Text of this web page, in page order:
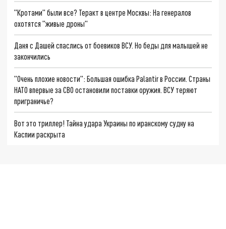
"Кротами" были все? Теракт в центре Москвы: На генералов
охотятся "живые дроны"
Даня с Дашей спаслись от боевиков ВСУ. Но беды для малышей не
закончились
"Очень плохие новости": Большая ошибка Palantir в России. Страны
НАТО впервые за СВО остановили поставки оружия. ВСУ теряют
приграничье?
Вот это триллер! Тайна удара Украины по иранскому судну на
Каспии раскрыта